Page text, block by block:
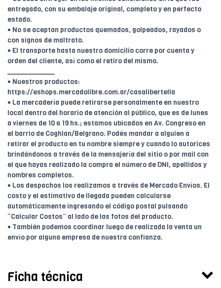
entregado, con su embalaje original, completo y en perfecto
estado.
• No se aceptan productos quemados, golpeados, rayados o
con signos de maltrato.
• El transporte hasta nuestro domicilio corre por cuenta y
orden del cliente, así como el retiro del mismo.
____________
• Nuestros productos:
https://eshops.mercadolibre.com.ar/casalibertella
• La mercadería puede retirarse personalmente en nuestro
local dentro del horario de atención al público, que es de lunes
a viernes de 10 a 19 hs.; estamos ubicados en Av. Congreso en
el barrio de Coghlan/Belgrano. Podés mandar a alguien a
retirar el producto en tu nombre siempre y cuando lo autorices
brindándonos a través de la mensajería del sitio o por mail con
el que hayas realizado la compra el número de DNI, apellidos y
nombres completos.
• Los despachos los realizamos a través de Mercado Envíos. El
costo y el estimativo de llegada pueden calcularse
automáticamente ingresando el código postal pulsando
“Calcular Costos” al lado de las fotos del producto.
• También podemos coordinar luego de realizada la venta un
envío por alguna empresa de nuestra confianza.
Ficha técnica